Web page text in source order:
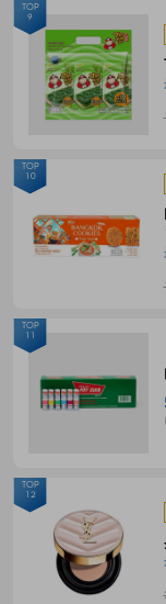
TOP
9
TOP
10
TOP
11
TOP
12